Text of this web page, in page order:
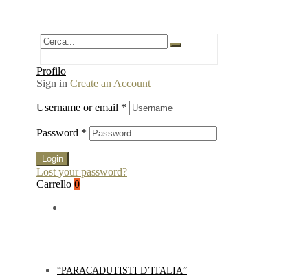
Profilo
Sign in Create an Account
Username or email *
Password *
Login
Lost your password?
Carrello 0
“PARACADUTISTI D’ITALIA”